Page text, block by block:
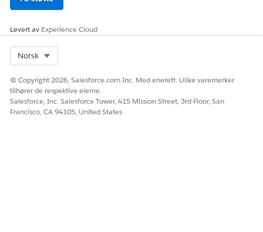
Levert av Experience Cloud
Norsk
© Copyright 2026, Salesforce.com Inc. Med enerett. Ulike varemerker
tilhører de respektive eierne.
Salesforce, Inc. Salesforce Tower, 415 Mission Street, 3rd Floor, San
Francisco, CA 94105, United States